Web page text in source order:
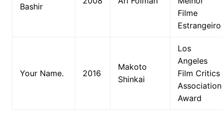
Bashir
Filme
Estrangeiro
Your Name. 2016
Makoto
Shinkai
Los
Angeles
Film Critics
Association
Award